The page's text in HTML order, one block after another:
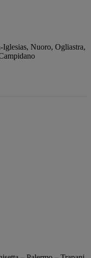
Nuoro, Ogliastra,